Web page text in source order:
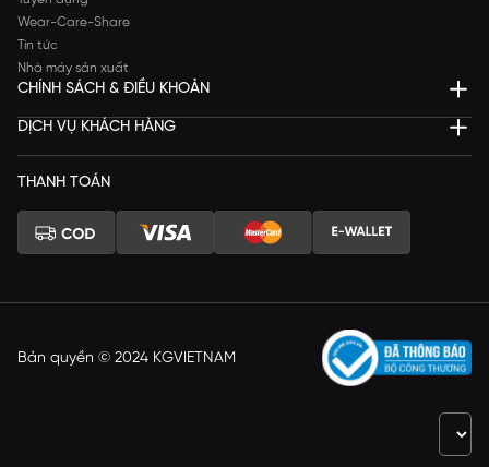
Wear-Care-Share
Tin tức
Nhà máy sản xuất
CHÍNH SÁCH & ĐIỀU KHOẢN
DỊCH VỤ KHÁCH HÀNG
THANH TOÁN
Bản quyền © 2024 KGVIETNAM